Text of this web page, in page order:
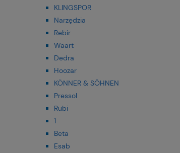
KLINGSPOR
Narzędzia
Rebir
Waart
Dedra
Hoozar
KÖNNER & SÖHNEN
Pressol
Rubi
1
Beta
Esab